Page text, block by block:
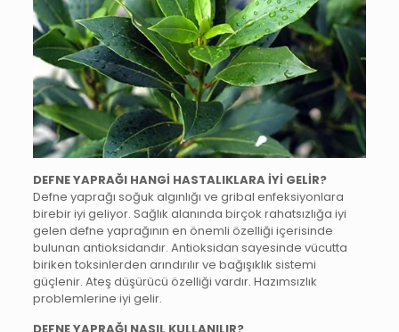
DEFNE YAPRAĞI HANGİ HASTALIKLARA İYİ GELİR?
Defne yaprağı soğuk algınlığı ve gribal enfeksiyonlara
birebir iyi geliyor. Sağlık alanında birçok rahatsızlığa iyi
gelen defne yaprağının en önemli özelliği içerisinde
bulunan antioksidandır. Antioksidan sayesinde vücutta
biriken toksinlerden arındırılır ve bağışıklık sistemi
güçlenir. Ateş düşürücü özelliği vardır. Hazımsızlık
problemlerine iyi gelir.